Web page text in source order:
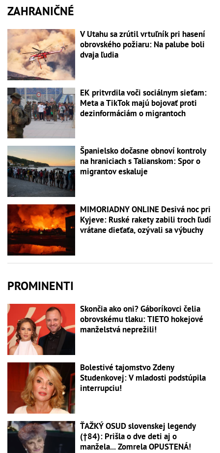
ZAHRANIČNÉ
V Utahu sa zrútil vrtuľník pri hasení
obrovského požiaru: Na palube boli
dvaja ľudia
EK pritvrdila voči sociálnym sieťam:
Meta a TikTok majú bojovať proti
dezinformáciám o migrantoch
Španielsko dočasne obnoví kontroly
na hraniciach s Talianskom: Spor o
migrantov eskaluje
MIMORIADNY ONLINE Desivá noc pri
Kyjeve: Ruské rakety zabili troch ľudí
vrátane dieťaťa, ozývali sa výbuchy
PROMINENTI
Skončia ako oni? Gáboríkovci čelia
obrovskému tlaku: TIETO hokejové
manželstvá neprežili!
Bolestivé tajomstvo Zdeny
Studenkovej: V mladosti podstúpila
interrupciu!
ŤAŽKÝ OSUD slovenskej legendy
(†84): Prišla o dve deti aj o
manžela... Zomrela OPUSTENÁ!